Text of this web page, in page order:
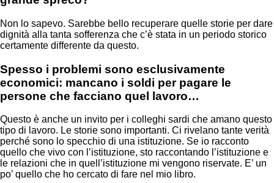
Non lo sapevo. Sarebbe bello recuperare quelle storie per dare
dignità alla tanta sofferenza che c’è stata in un periodo storico
certamente differente da questo.
Spesso i problemi sono esclusivamente
economici: mancano i soldi per pagare le
persone che facciano quel lavoro…
Questo è anche un invito per i colleghi sardi che amano questo
tipo di lavoro. Le storie sono importanti. Ci rivelano tante verità
perché sono lo specchio di una istituzione. Se io racconto
quello che vivo con l’istituzione, sto raccontando l’istituzione e
le relazioni che in quell’istituzione mi vengono riservate. E’ un
po’ quello che ho cercato di fare nel mio libro.